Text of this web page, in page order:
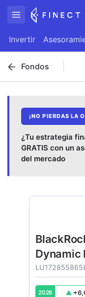
Invertir
Fondos
¡NO PIERDAS LA
¿Tu estrategia
GRATIS con un
del mercado
Dynamic
2026 +